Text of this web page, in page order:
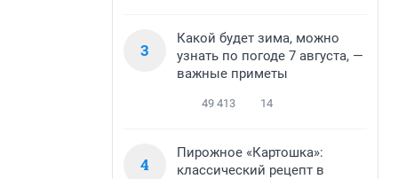
3
Какой будет зима, можно
узнать по погоде 7 августа, —
важные приметы
49 413 14
4
Пирожное «Картошка»:
классический рецепт в